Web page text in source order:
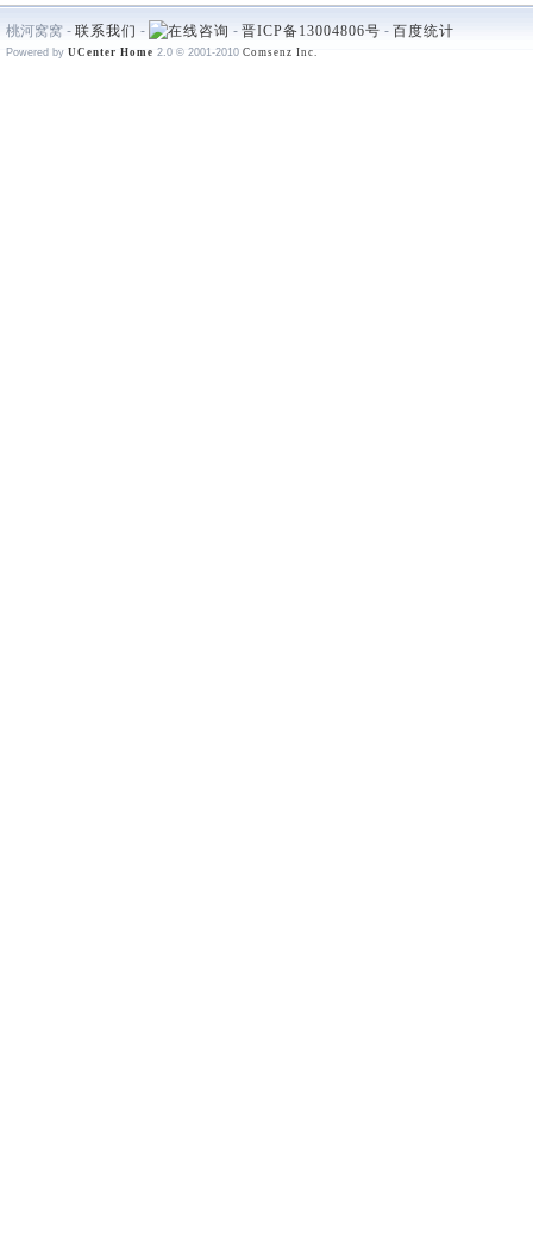
桃河窝窝 - 联系我们 - - 晋ICP备13004806号 - 百度统计
Powered by UCenter Home 2.0 © 2001-2010 Comsenz Inc.